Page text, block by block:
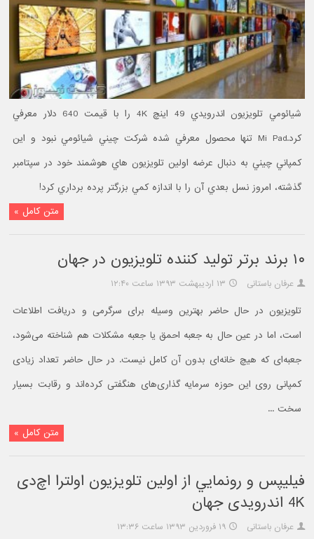
شيائومي تلويزيون اندرويدي 49 اينچ 4K را با قيمت 640 دلار معرفي
کرد.Mi Pad تنها محصول معرفي شده شرکت چيني شيائومي نبود و اين
کمپاني چيني به دنبال عرضه اولين تلويزيون هاي هوشمند خود در سپتامبر
گذشته، امروز نسل بعدي آن را با اندازه کمي بزرگتر پرده برداري کرد!
متن کامل »
۱۰ برند برتر توليد کننده تلويزيون در جهان
عرفان باستانی ۱۳ اردیبهشت ۱۳۹۳ ساعت ۱۲:۴۰
تلویزیون در حال حاضر بهترین وسیله برای سرگرمی و دریافت اطلاعات
است، اما در عین حال به جعبه احمق یا جعبه مشکلات هم شناخته می‌شود،
جعبه‌ای که هیچ خانه‌ای بدون آن کامل نیست. در حال حاضر تعداد زیادی
کمپانی روی این حوزه سرمایه گذاری‌های هنگفتی کرده‌اند و رقابت بسیار
سخت ...
متن کامل »
فیلیپس و رونمايي از اولین تلویزیون اولترا اچ‌دی
4K اندرویدی جهان
عرفان باستانی ۱۹ فروردین ۱۳۹۳ ساعت ۱۳:۳۶